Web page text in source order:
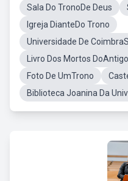
Sala Do TronoDe Deus
Igreja DianteDo Trono
Universidade De
Livro Dos Mortos
Foto De UmTrono
Biblioteca Joanina Da